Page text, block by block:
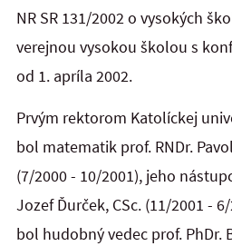
NR SR 131/2002 o vysokých
verejnou vysokou školou s
od 1. apríla 2002.
Prvým rektorom Katolíckej
bol matematik prof. RNDr.
(7/2000 - 10/2001), jeho
Jozef Ďurček, CSc. (11/2001 -
bol hudobný vedec prof. PhDr.